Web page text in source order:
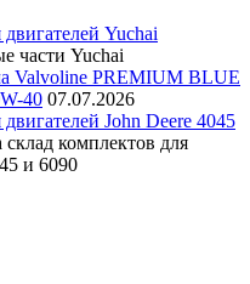
Yuchai
части Yuchai
Valvoline PREMIUM BLUE
40 07.07.2026
John Deere 4045
комплектов для
и 6090